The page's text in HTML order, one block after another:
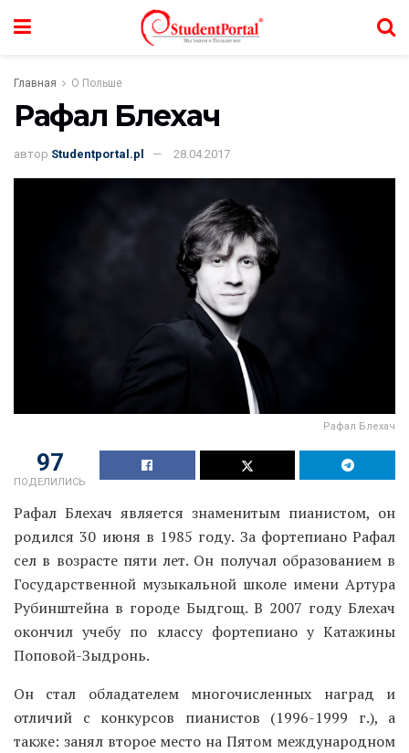
Главная О Польше
Рафал Блехач
автор Studentportal.pl 28.04.2017
Рафал Блехач
97
ПОДЕЛИЛИСЬ
Рафал Блехач является знаменитым пианистом, он
родился 30 июня в 1985 году. За фортепиано Рафал
сел в возрасте пяти лет. Он получал образованием в
Государственной музыкальной школе имени Артура
Рубинштейна в городе Быдгощ. В 2007 году Блехач
окончил учебу по классу фортепиано у Катажины
Поповой-Зыдронь.
Он стал обладателем многочисленных наград и
отличий с конкурсов пианистов (1996-1999 г.), а
также: занял второе место на Пятом международном